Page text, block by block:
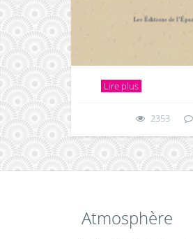
Lire plus
2353
Atmosphère